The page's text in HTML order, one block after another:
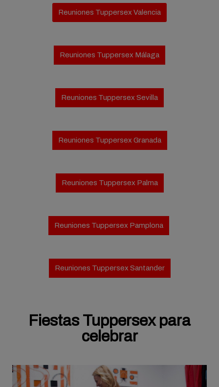
Reuniones Tuppersex Valencia
Reuniones Tuppersex Málaga
Reuniones Tuppersex Sevilla
Reuniones Tuppersex Granada
Reuniones Tuppersex Palma
Reuniones Tuppersex Pamplona
Reuniones Tuppersex Santander
Fiestas Tuppersex para
celebrar